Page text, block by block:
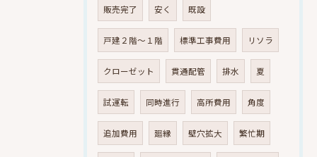
販売完了 安く 既設
戸建２階～１階 標準工事費用 リソラ
クローゼット 貫通配管 排水 夏
試運転 同時進行 高所費用 角度
追加費用 廻縁 壁穴拡大 繁忙期